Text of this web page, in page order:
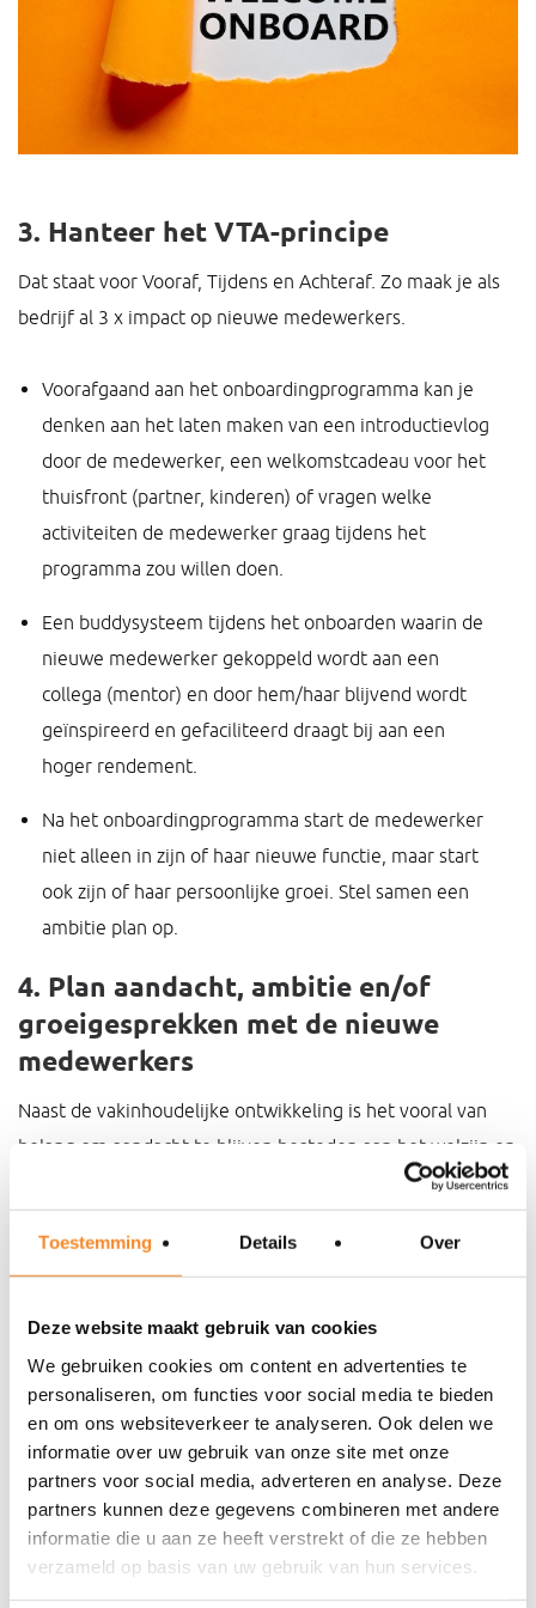
Toestemming Details Over
Deze website maakt gebruik van cookies
We gebruiken cookies om content en advertenties te
personaliseren, om functies voor social media te bieden
en om ons websiteverkeer te analyseren. Ook delen we
informatie over uw gebruik van onze site met onze
partners voor social media, adverteren en analyse. Deze
partners kunnen deze gegevens combineren met andere
informatie die u aan ze heeft verstrekt of die ze hebben
verzameld op basis van uw gebruik van hun services.
3. Hanteer het VTA-principe
Dat staat voor Vooraf, Tijdens en Achteraf. Zo maak je als
bedrijf al 3 x impact op nieuwe medewerkers.
Voorafgaand aan het onboardingprogramma kan je
denken aan het laten maken van een introductievlog
door de medewerker, een welkomstcadeau voor het
thuisfront (partner, kinderen) of vragen welke
activiteiten de medewerker graag tijdens het
programma zou willen doen.
Een buddysysteem tijdens het onboarden waarin de
nieuwe medewerker gekoppeld wordt aan een
collega (mentor) en door hem/haar blijvend wordt
geïnspireerd en gefaciliteerd draagt bij aan een
hoger rendement.
Na het onboardingprogramma start de medewerker
niet alleen in zijn of haar nieuwe functie, maar start
ook zijn of haar persoonlijke groei. Stel samen een
ambitie plan op.
4. Plan aandacht, ambitie en/of
groeigesprekken met de nieuwe
medewerkers
Naast de vakinhoudelijke ontwikkeling is het vooral van
belang om aandacht te blijven besteden aan het welzijn en
de vitaliteit van nieuwe medewerkers. Plan bewust
medewerker gaan. Stel dan vooral belevingsvragen als:
Waar krijg je energie van en wat kost je energie?
Welke gevoel heb je over de 1 e
Waar ben je enthousiast over en waar zit je zorg voor
de nabije toekomst?